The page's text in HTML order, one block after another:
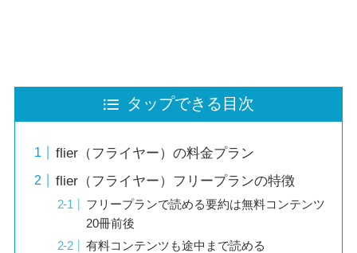
タップできる目次
flier（フライヤー）の料金プラン
flier（フライヤー）フリープランの特徴
フリープランで読める要約は無料コンテンツ
20冊前後
有料コンテンツも途中まで読める